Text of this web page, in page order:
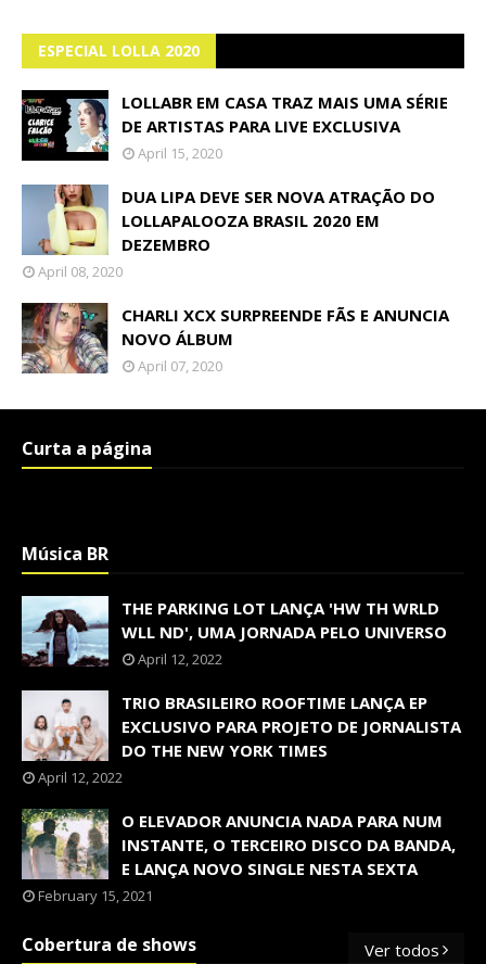
ESPECIAL LOLLA 2020
LOLLABR EM CASA TRAZ MAIS UMA SÉRIE
DE ARTISTAS PARA LIVE EXCLUSIVA
April 15, 2020
DUA LIPA DEVE SER NOVA ATRAÇÃO DO
LOLLAPALOOZA BRASIL 2020 EM
DEZEMBRO
April 08, 2020
CHARLI XCX SURPREENDE FÃS E ANUNCIA
NOVO ÁLBUM
April 07, 2020
Curta a página
Música BR
THE PARKING LOT LANÇA 'HW TH WRLD
WLL ND', UMA JORNADA PELO UNIVERSO
April 12, 2022
TRIO BRASILEIRO ROOFTIME LANÇA EP
EXCLUSIVO PARA PROJETO DE JORNALISTA
DO THE NEW YORK TIMES
April 12, 2022
O ELEVADOR ANUNCIA NADA PARA NUM
INSTANTE, O TERCEIRO DISCO DA BANDA,
E LANÇA NOVO SINGLE NESTA SEXTA
February 15, 2021
Cobertura de shows Ver todos